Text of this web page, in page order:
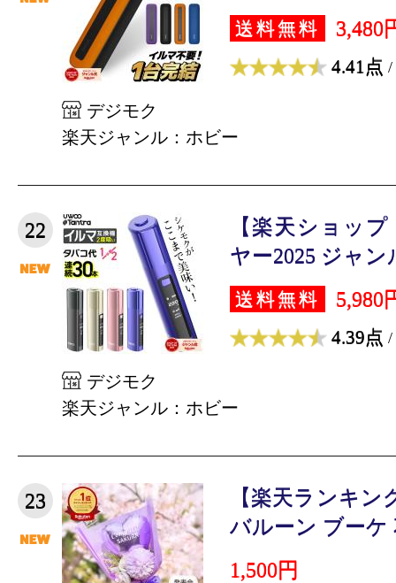
送料無料 3,480
4.41点 /
デジモク
楽天ジャンル：ホビー
22
【楽天ショッ
ヤー2025 ジャン
送料無料 5,980
4.39点 /
デジモク
楽天ジャンル：ホビー
23
【楽天ランキン
バルーン ブーケ
1,500円